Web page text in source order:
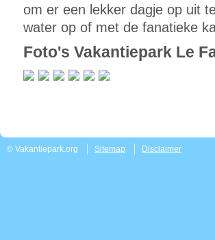
om er een lekker dagje op uit
water op of met de fanatieke
Foto's Vakantiepark Le
© Vakantiepark.org Sitemap Disclaimer